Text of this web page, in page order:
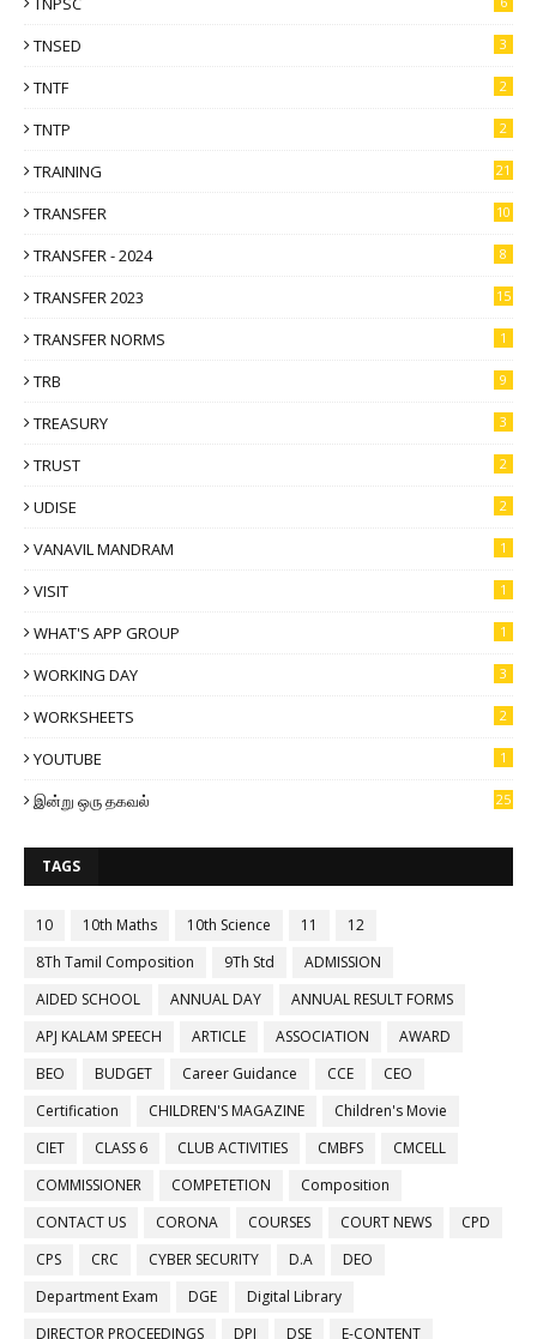
TNSED 3
TNTF 2
TNTP 2
TRAINING 21
TRANSFER 10
TRANSFER - 2024 8
TRANSFER 2023 15
TRANSFER NORMS 1
TRB 9
TREASURY 3
TRUST 2
UDISE 2
VANAVIL MANDRAM 1
VISIT 1
WHAT'S APP GROUP 1
WORKING DAY 3
WORKSHEETS 2
YOUTUBE 1
இன்று ஒரு தகவல் 25
TAGS
10 10th Maths 10th Science 11
12
8Th Tamil Composition
9Th Std
ADMISSION
AIDED SCHOOL
ANNUAL DAY
ANNUAL RESULT FORMS
APJ KALAM SPEECH
ARTICLE ASSOCIATION
AWARD
BEO
BUDGET Career Guidance CCE
CEO
Certification
CHILDREN'S MAGAZINE
Children's Movie
CIET
CLASS 6 CLUB ACTIVITIES CMBFS
CMCELL
COMMISSIONER
COMPETETION
Composition
CONTACT US
CORONA COURSES COURT NEWS
CPD
CPS
CRC CYBER SECURITY D.A
DEO
Department Exam
DGE
Digital Library
DIRECTOR PROCEEDINGS
DPI DSE
E-CONTENT